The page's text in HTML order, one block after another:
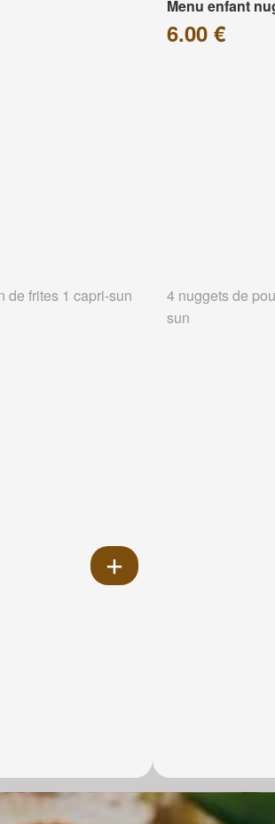
de frites 1 capri-sun
Menu enfant
6.00 €
4 nuggets de
sun